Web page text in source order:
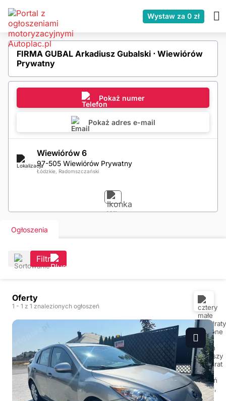
Wystaw za 0 zł
FIRMA GUBAL Arkadiusz Gubalski ⋅ Wiewiórów
Prywatny
Pokaż numer
Pokaż adres e-mail
Wiewiórów 6
97-505 Wiewiórów Prywatny
Łódzkie, Radomszczański
Ogłoszenia
Filtr
Oferty
1 - 1 z 1 znalezionych ogłoszeń